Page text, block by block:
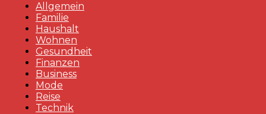
Allgemein
Familie
Haushalt
Wohnen
Gesundheit
Finanzen
Business
Mode
Reise
Technik